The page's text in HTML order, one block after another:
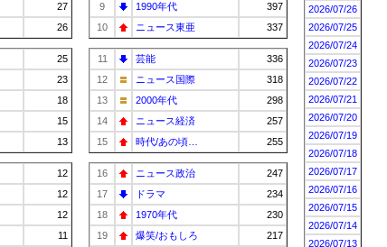
27
26
25
23
18
15
13
12
12
12
11
9
1990年代
397
10
ニュース東亜 337
11 芸能
336
12
ニュース国際
318
13
2000年代
298
14
ニュース経済
257
15
時代/あの頃… 255
16 ニュース政治
247
17
ドラマ
234
18
1970年代
230
19
爆笑/おもしろ
217
2026/07/26
2026/07/25
2026/07/24
2026/07/23
2026/07/22
2026/07/21
2026/07/20
2026/07/19
2026/07/18
2026/07/17
2026/07/16
2026/07/15
2026/07/14
2026/07/13